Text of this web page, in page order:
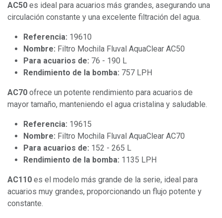
AC50 es ideal para acuarios más grandes, asegurando una
circulación constante y una excelente filtración del agua.
Referencia: 19610
Nombre: Filtro Mochila Fluval AquaClear AC50
Para acuarios de: 76 - 190 L
Rendimiento de la bomba: 757 LPH
AC70 ofrece un potente rendimiento para acuarios de
mayor tamaño, manteniendo el agua cristalina y saludable.
Referencia: 19615
Nombre: Filtro Mochila Fluval AquaClear AC70
Para acuarios de: 152 - 265 L
Rendimiento de la bomba: 1135 LPH
AC110 es el modelo más grande de la serie, ideal para
acuarios muy grandes, proporcionando un flujo potente y
constante.